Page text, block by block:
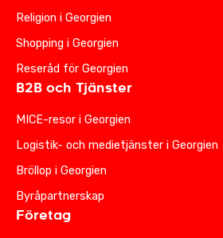
Religion i Georgien
Shopping i Georgien
Reseråd för Georgien
B2B och Tjänster
MICE-resor i Georgien
Logistik- och medietjänster i Georgien
Bröllop i Georgien
Byråpartnerskap
Företag